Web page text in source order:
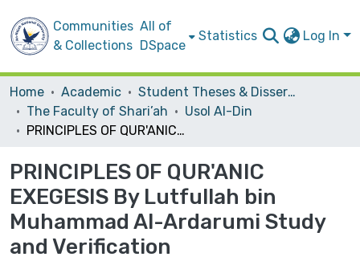
Communities
& Collections
All of
DSpace
Statistics Log In
Home Academic
Student Theses & Dissertations
The Faculty of Shari’ah
Usol Al-Din
PRINCIPLES OF QUR'ANIC EXEGESIS By Lutfullah bin Muhammad Al-Ardarumi Study and Verification
PRINCIPLES OF QUR'ANIC
EXEGESIS By Lutfullah bin
Muhammad Al-Ardarumi Study
and Verification